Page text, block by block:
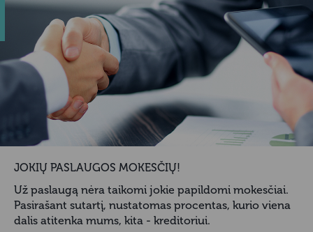
JOKIŲ PASLAUGOS MOKESČIŲ!
Už paslaugą nėra taikomi jokie papildomi mokesčiai.
Pasirašant sutartį, nustatomas procentas, kurio viena
dalis atitenka mums, kita - kreditoriui.